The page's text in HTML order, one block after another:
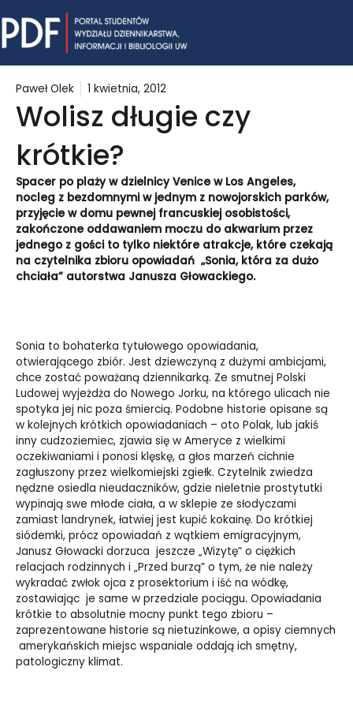
to
content
Paweł Olek 1 kwietnia, 2012
Wolisz długie czy
krótkie?
Spacer po plaży w dzielnicy Venice w Los Angeles,
nocleg z bezdomnymi w jednym z nowojorskich parków,
przyjęcie w domu pewnej francuskiej osobistości,
zakończone oddawaniem moczu do akwarium przez
jednego z gości to tylko niektóre atrakcje, które czekają
na czytelnika zbioru opowiadań „Sonia, która za dużo
chciała” autorstwa Janusza Głowackiego.
Sonia to bohaterka tytułowego opowiadania,
otwierającego zbiór. Jest dziewczyną z dużymi ambicjami,
chce zostać poważaną dziennikarką. Ze smutnej Polski
Ludowej wyjeżdża do Nowego Jorku, na którego ulicach nie
spotyka jej nic poza śmiercią. Podobne historie opisane są
w kolejnych krótkich opowiadaniach – oto Polak, lub jakiś
inny cudzoziemiec, zjawia się w Ameryce z wielkimi
oczekiwaniami i ponosi klęskę, a głos marzeń cichnie
zagłuszony przez wielkomiejski zgiełk. Czytelnik zwiedza
nędzne osiedla nieudaczników, gdzie nieletnie prostytutki
wypinają swe młode ciała, a w sklepie ze słodyczami
zamiast landrynek, łatwiej jest kupić kokainę. Do krótkiej
siódemki, prócz opowiadań z wątkiem emigracyjnym,
Janusz Głowacki dorzuca jeszcze „Wizytę” o ciężkich
relacjach rodzinnych i „Przed burzą” o tym, że nie należy
wykradać zwłok ojca z prosektorium i iść na wódkę,
zostawiając je same w przedziale pociągu. Opowiadania
krótkie to absolutnie mocny punkt tego zbioru –
zaprezentowane historie są nietuzinkowe, a opisy ciemnych
amerykańskich miejsc wspaniale oddają ich smętny,
patologiczny klimat.